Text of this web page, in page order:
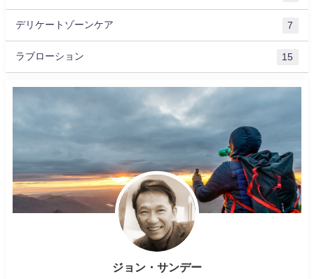
デリケートゾーンケア 7
ラブローション 15
ジョン・サンデー